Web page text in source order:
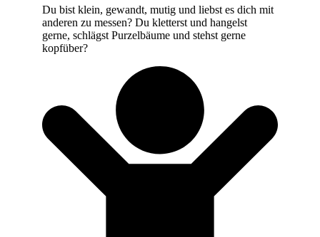
Du bist klein, gewandt, mutig und liebst es dich mit
anderen zu messen? Du kletterst und hangelst
gerne, schlägst Purzelbäume und stehst gerne
kopfüber?